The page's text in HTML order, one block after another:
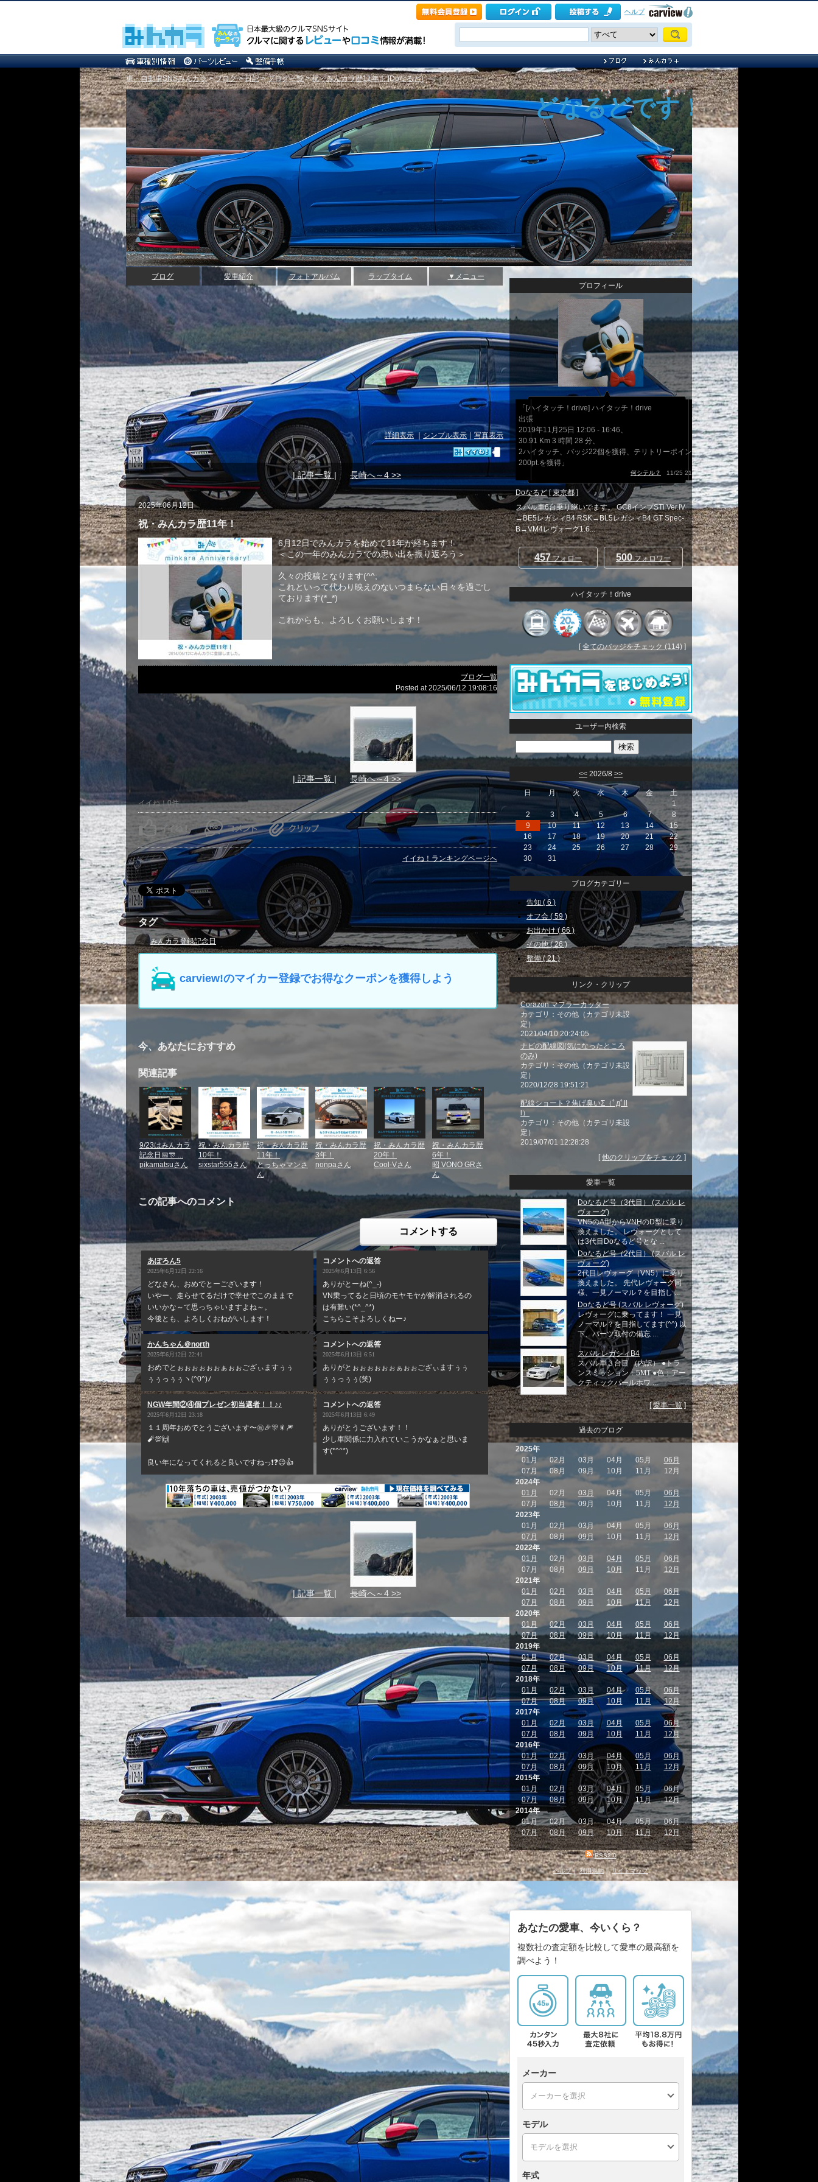
ヘルプ
車・自動車SNSみんカラ>ブログ>日記>ブログ一覧>祝・みんカラ歴11年！ [Doなるど]
どなるどです！
ブログ 愛車紹介 フォトアルバム ラップタイム ▼メニュー
詳細表示 シンプル表示 写真表示
| 記事一覧 | 長崎へ～4 >>
2025年06月12日
祝・みんカラ歴11年！
6月12日でみんカラを始めて11年が経ちます！
＜この一年のみんカラでの思い出を振り返ろう＞
久々の投稿となります(^^;
これといって代わり映えのないつまらない日々を過ごし
ております(*_*)
これからも、よろしくお願いします！
ブログ一覧
Posted at 2025/06/12 19:08:16
| 記事一覧 | 長崎へ～4 >>
イイね！0件
イイね！ランキングページへ
タグ
みんカラ登録記念日
carview!のマイカー登録でお得なクーポンを獲得しよう
今、あなたにおすすめ
関連記事
9/23はみんカラ
記念日📅🎊 ...
pikamatsuさん
祝・みんカラ歴
10年！
sixstar555さん
祝・みんカラ歴
11年！
とっちゃマンさ
ん
祝・みんカラ歴
3年！
nonpaさん
祝・みんカラ歴
20年！
Cool-Vさん
祝・みんカラ歴
6年！
昭 VONO GRさ
ん
この記事へのコメント
コメントする
あぽろん5
2025年6月12日 22:16
どなさん、おめでとーございます！
いやー、走らせてるだけで幸せでこのままで
いいかな～て思っちゃいますよね～。
今後とも、よろしくおねがいします！
コメントへの返答
2025年6月13日 6:56
ありがとーね(^_-)
VN乗ってると日頃のモヤモヤが解消されるの
は有難い(*^_^*)
こちらこそよろしくねー♪
かんちゃん＠north
2025年6月12日 22:41
おめでとぉぉぉぉぉぉぁぉぉござぃますぅぅ
ぅぅっぅぅヽ(^0^)ﾉ
コメントへの返答
2025年6月13日 6:51
ありがとぉぉぉぉぉぉぁぉぉござぃますぅぅ
ぅぅっぅぅ(笑)
NGW年間②④個プレゼン初当選者！！♪♪
2025年6月12日 23:18
１１周年おめでとうございます〜㊗️🎉🎊🎇🎆
🧨💯🙌
良い年になってくれると良いですねっ❗❓😉👍
コメントへの返答
2025年6月13日 6:49
ありがとうございます！！
少し車関係に力入れていこうかなぁと思いま
す(*^^*)
| 記事一覧 | 長崎へ～4 >>
プロフィール
「[ハイタッチ！drive] ハイタッチ！drive
出張
2019年11月25日 12:06 - 16:46、
30.91 Km 3 時間 28 分、
2ハイタッチ、バッジ22個を獲得、テリトリーポイント
200pt.を獲得」
何シテル？ 11/25 21:19
Doなるど[東京都 ]
スバル車6台乗り継いでます。 GC8インプSTi Ver.IV
→BE5レガシィB4 RSK→BL5レガシィB4 GT Spec-
B→VM4レヴォーグ1.6...
457フォロー 500フォロワー
ハイタッチ！drive
[全てのバッジをチェック (114) ]
ユーザー内検索
<< 2026/8 >>
日 月 火 水 木 金
土
1
2
3 4 5 6 7
8
9
10 11 12 13 14
15
16
17 18 19 20 21
22
23
24 25 26 27 28
29
30
31
ブログカテゴリー
告知 ( 6 )
オフ会 ( 59 )
お出かけ ( 66 )
その他 ( 26 )
整備 ( 21 )
リンク・クリップ
Corazon マフラーカッター
カテゴリ：その他（カテゴリ未設
定）
2021/04/10 20:24:05
ナビの配線図(気になったところ
のみ)
カテゴリ：その他（カテゴリ未設
定）
2020/12/28 19:51:21
配線ショート？焦げ臭いΣ（ﾟдﾟll
l）
カテゴリ：その他（カテゴリ未設
定）
2019/07/01 12:28:28
[他のクリップをチェック ]
愛車一覧
Doなるど号（3代目） (スバル レ
ヴォーグ)
VN5のA型からVNHのD型に乗り
換えました。 レヴォーグとして
は3代目Doなるど号とな ...
Doなるど号（2代目） (スバル レ
ヴォーグ)
2代目レヴォーグ（VN5）に乗り
換えました。 先代レヴォーグ同
様、一見ノーマル？を目指し ...
Doなるど号 (スバル レヴォーグ)
レヴォーグに乗ってます！ 一見
ノーマル？を目指してます(^^) 以
下、パーツ取付の備忘 ...
スバル レガシィB4
スバル車３台目 （内訳） ●トラ
ンスミッション：5MT ●色：アー
クティックパールホワ ...
[愛車一覧]
過去のブログ
2025年
01月
02月 03月 04月 05月
06月
07月
08月 09月 10月 11月
12月
2024年
01月
02月 03月 04月 05月
06月
07月
08月 09月 10月 11月
12月
2023年
01月
02月 03月 04月 05月
06月
07月
08月 09月 10月 11月
12月
2022年
01月
02月 03月 04月 05月
06月
07月
08月 09月 10月 11月
12月
2021年
01月
02月 03月 04月 05月
06月
07月
08月 09月 10月 11月
12月
2020年
01月
02月 03月 04月 05月
06月
07月
08月 09月 10月 11月
12月
2019年
01月
02月 03月 04月 05月
06月
07月
08月 09月 10月 11月
12月
2018年
01月
02月 03月 04月 05月
06月
07月
08月 09月 10月 11月
12月
2017年
01月
02月 03月 04月 05月
06月
07月
08月 09月 10月 11月
12月
2016年
01月
02月 03月 04月 05月
06月
07月
08月 09月 10月 11月
12月
2015年
01月
02月 03月 04月 05月
06月
07月
08月 09月 10月 11月
12月
2014年
01月
02月 03月 04月 05月
06月
07月
08月 09月 10月 11月 12月
RSS2.0
ヘルプ｜利用規約｜サイトマップ
あなたの愛車、今いくら？
複数社の査定額を比較して愛車の最高額を
調べよう！
メーカー
モデル
年式